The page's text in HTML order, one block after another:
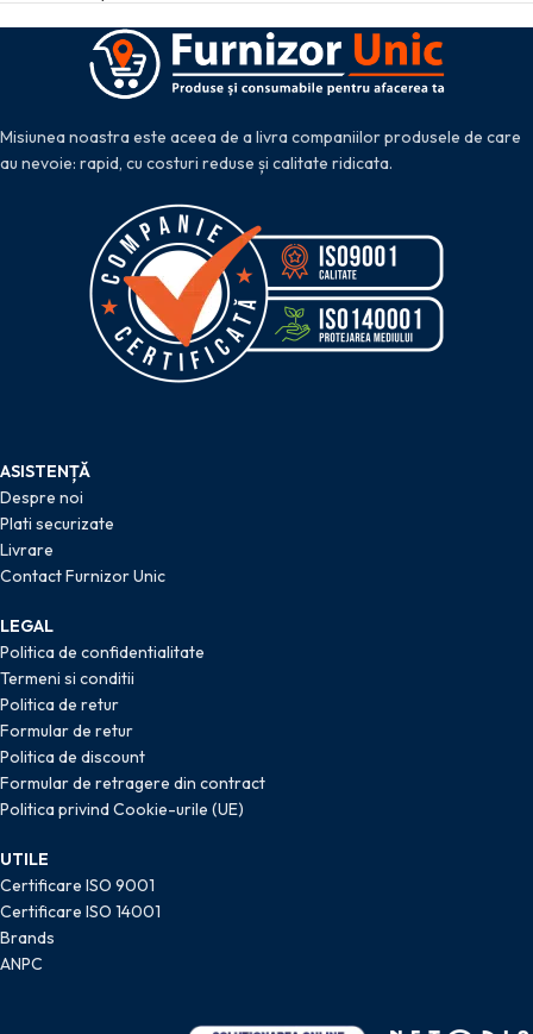
Misiunea noastra este aceea de a livra companiilor produsele de care
au nevoie: rapid, cu costuri reduse și calitate ridicata.
ASISTENȚĂ
Despre noi
Plati securizate
Livrare
Contact Furnizor Unic
LEGAL
Politica de confidentialitate
Termeni si conditii
Politica de retur
Formular de retur
Politica de discount
Formular de retragere din contract
Politica privind Cookie-urile (UE)
UTILE
Certificare ISO 9001
Certificare ISO 14001
Brands
ANPC